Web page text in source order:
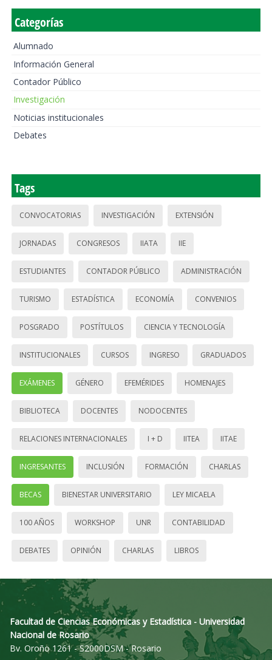
Categorías
Alumnado
Información General
Contador Público
Investigación
Noticias institucionales
Debates
Tags
CONVOCATORIAS INVESTIGACIÓN EXTENSIÓN
JORNADAS CONGRESOS IIATA IIE
ESTUDIANTES CONTADOR PÚBLICO ADMINISTRACIÓN
TURISMO ESTADÍSTICA ECONOMÍA CONVENIOS
POSGRADO POSTÍTULOS CIENCIA Y TECNOLOGÍA
INSTITUCIONALES CURSOS INGRESO GRADUADOS
EXÁMENES GÉNERO EFEMÉRIDES HOMENAJES
BIBLIOTECA DOCENTES NODOCENTES
RELACIONES INTERNACIONALES I + D IITEA IITAE
INGRESANTES INCLUSIÓN FORMACIÓN CHARLAS
BECAS BIENESTAR UNIVERSITARIO LEY MICAELA
100 AÑOS WORKSHOP UNR CONTABILIDAD
DEBATES OPINIÓN CHARLAS LIBROS
Facultad de Ciencias Económicas y Estadística - Universidad
Nacional de Rosario
Bv. Oroño 1261 - S2000DSM - Rosario